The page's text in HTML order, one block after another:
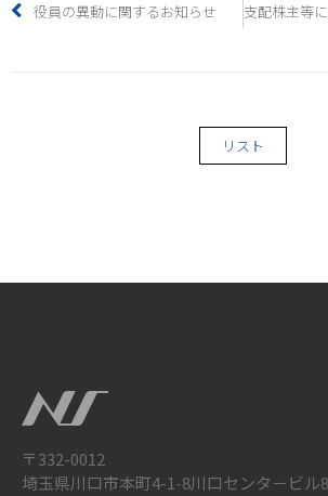
役員の異動に関するお知らせ
リスト
〒332-0012
埼玉県川口市本町4-1-8川口センタ－ビル